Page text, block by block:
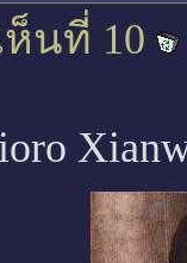
นที่ 10